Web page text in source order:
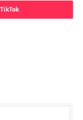
TikTok